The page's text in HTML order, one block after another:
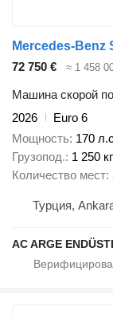
Mercedes-Benz
72 750 €
≈ 1 458
Машина скорой
2026
Euro 6
Мощность 170
Грузопод. 1 250 кг
Количество мест
Турция,
AC ARGE